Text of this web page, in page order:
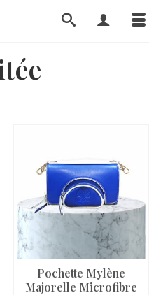
Pochette Mylène
Majorelle Microfibre